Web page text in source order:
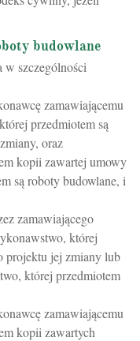
budowlane
w szczególności
zamawiającemu
przedmiotem są
oraz
kopii zawartej umowy
są roboty budowlane, i
zamawiającego
której
projektu jej zmiany lub
której przedmiotem
zamawiającemu
kopii zawartych